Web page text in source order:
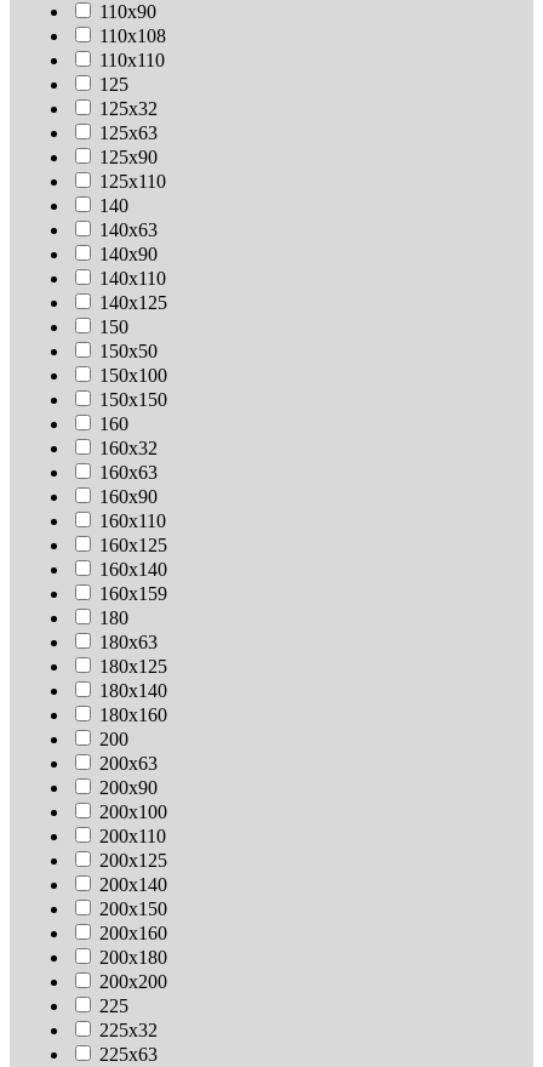
110х90
110х108
110х110
125
125х32
125х63
125х90
125х110
140
140х63
140х90
140х110
140х125
150
150х50
150х100
150х150
160
160х32
160х63
160х90
160х110
160х125
160х140
160х159
180
180х63
180х125
180х140
180х160
200
200х63
200х90
200х100
200х110
200х125
200х140
200х150
200х160
200х180
200х200
225
225х32
225х63